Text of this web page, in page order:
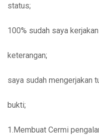
status;
100% sudah saya
keterangan;
saya sudah mengerjakan
bukti;
1.Membuat Cermi